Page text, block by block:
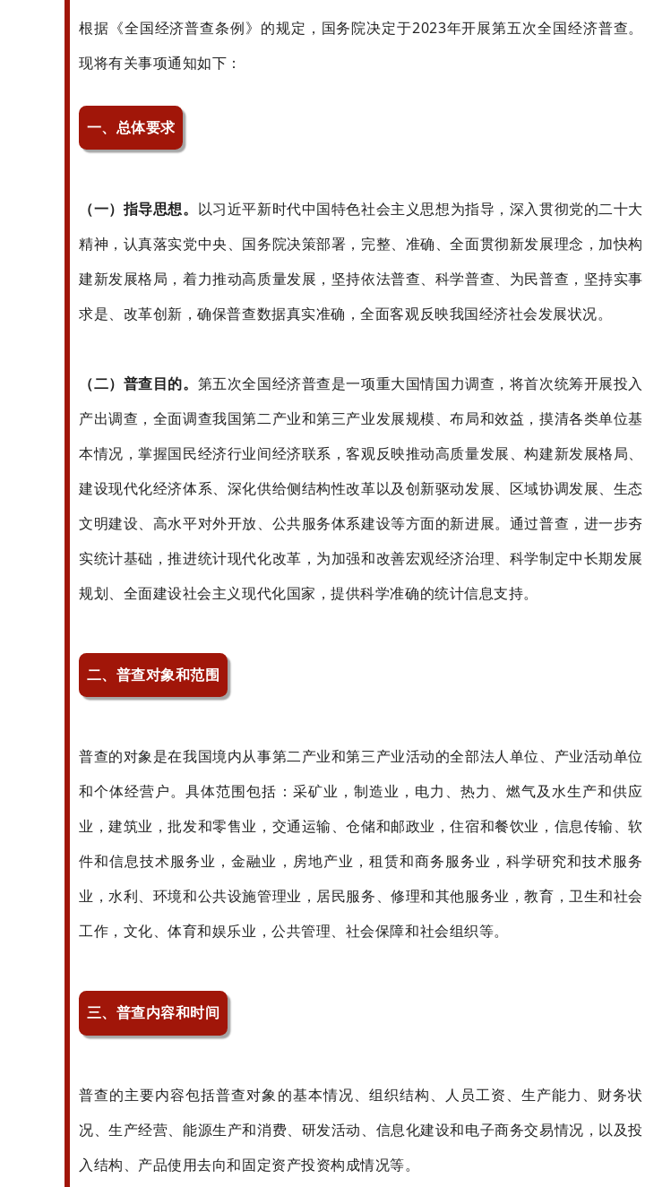
根据《全国经济普查条例》的规定，国务院决定于2023年开展第五次全国经济普查。
现将有关事项通知如下：
一、总体要求
（一）指导思想。 以习近平新时代中国特色社会主义思想为指导，深入贯彻党的二十大
精神，认真落实党中央、国务院决策部署，完整、准确、全面贯彻新发展理念，加快构
建新发展格局，着力推动高质量发展，坚持依法普查、科学普查、为民普查，坚持实事
求是、改革创新，确保普查数据真实准确，全面客观反映我国经济社会发展状况。
（二）普查目的。 第五次全国经济普查是一项重大国情国力调查，将首次统筹开展投入
产出调查，全面调查我国第二产业和第三产业发展规模、布局和效益，摸清各类单位基
本情况，掌握国民经济行业间经济联系，客观反映推动高质量发展、构建新发展格局、
建设现代化经济体系、深化供给侧结构性改革以及创新驱动发展、区域协调发展、生态
文明建设、高水平对外开放、公共服务体系建设等方面的新进展。通过普查，进一步夯
实统计基础，推进统计现代化改革，为加强和改善宏观经济治理、科学制定中长期发展
规划、全面建设社会主义现代化国家，提供科学准确的统计信息支持。
二、普查对象和范围
普查的对象是在我国境内从事第二产业和第三产业活动的全部法人单位、产业活动单位
和个体经营户。具体范围包括：采矿业，制造业，电力、热力、燃气及水生产和供应
业，建筑业，批发和零售业，交通运输、仓储和邮政业，住宿和餐饮业，信息传输、软
件和信息技术服务业，金融业，房地产业，租赁和商务服务业，科学研究和技术服务
业，水利、环境和公共设施管理业，居民服务、修理和其他服务业，教育，卫生和社会
工作，文化、体育和娱乐业，公共管理、社会保障和社会组织等。
三、普查内容和时间
普查的主要内容包括普查对象的基本情况、组织结构、人员工资、生产能力、财务状
况、生产经营、能源生产和消费、研发活动、信息化建设和电子商务交易情况，以及投
入结构、产品使用去向和固定资产投资构成情况等。